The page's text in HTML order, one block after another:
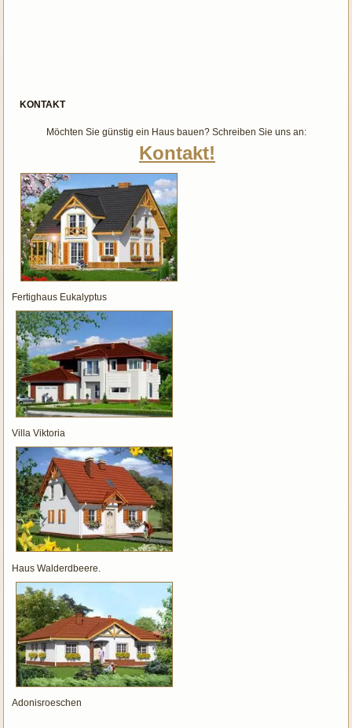
KONTAKT
Möchten Sie günstig ein Haus bauen? Schreiben Sie uns an:
Kontakt!
Fertighaus Eukalyptus
Villa Viktoria
Haus Walderdbeere.
Adonisroeschen